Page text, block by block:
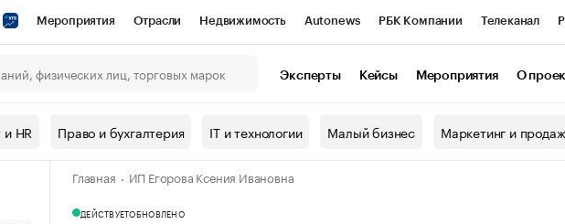
Мероприятия Отрасли Недвижимость Autonews РБК Компании Телеканал
СПб Спецпроекты Проверка контрагентов
Рынок наличной валюты
Эксперты Кейсы Мероприятия О
HR Право и бухгалтерия IT и технологии Малый бизнес Маркетинг и
Главная ИП Егорова Ксения Ивановна
ДЕЙСТВУЕТОБНОВЛЕНО